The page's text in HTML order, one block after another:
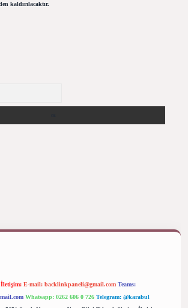
kaldırılacaktır.
İletişim: E-mail: backlinkpaneli@gmail.com Teams:
Whatsapp: 0262 606 0 726 Telegram: @karabul